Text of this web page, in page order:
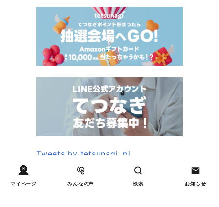
マイページ みんなの声 検索 お知らせ
Tweets by tetsunagi_pj
あなたにおすすめのコラム